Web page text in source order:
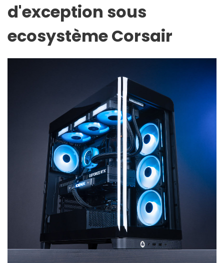
d'exception sous
ecosystème Corsair